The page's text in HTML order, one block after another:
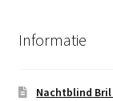
Informatie
Nachtblind Bril